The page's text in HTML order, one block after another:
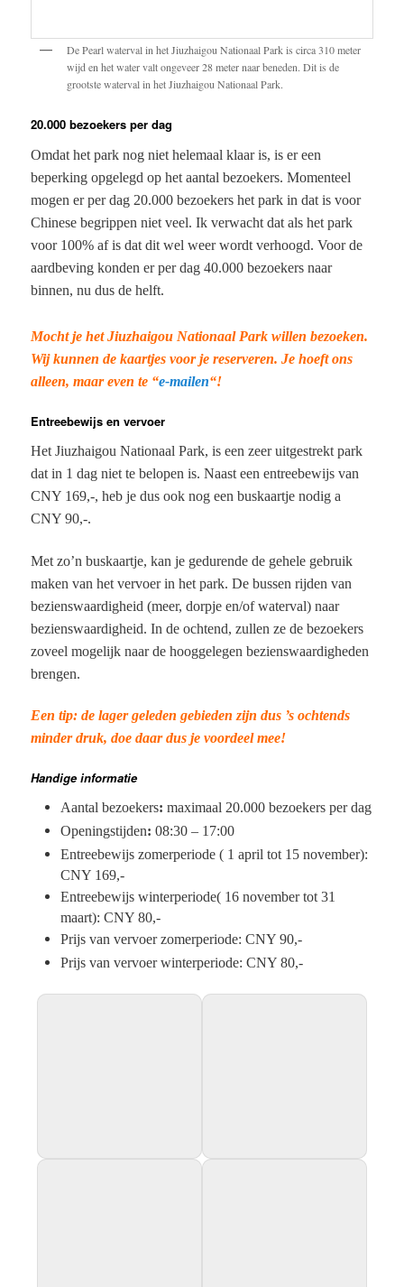
De Pearl waterval in het Jiuzhaigou Nationaal Park is circa 310 meter
wijd en het water valt ongeveer 28 meter naar beneden. Dit is de
grootste waterval in het Jiuzhaigou Nationaal Park.
20.000 bezoekers per dag
Omdat het park nog niet helemaal klaar is, is er een
beperking opgelegd op het aantal bezoekers. Momenteel
mogen er per dag 20.000 bezoekers het park in dat is voor
Chinese begrippen niet veel. Ik verwacht dat als het park
voor 100% af is dat dit wel weer wordt verhoogd. Voor de
aardbeving konden er per dag 40.000 bezoekers naar
binnen, nu dus de helft.
Mocht je het Jiuzhaigou Nationaal Park willen bezoeken.
Wij kunnen de kaartjes voor je reserveren. Je hoeft ons
alleen, maar even te “e-mailen“!
Entreebewijs en vervoer
Het Jiuzhaigou Nationaal Park, is een zeer uitgestrekt park
dat in 1 dag niet te belopen is. Naast een entreebewijs van
CNY 169,-, heb je dus ook nog een buskaartje nodig a
CNY 90,-.
Met zo’n buskaartje, kan je gedurende de gehele gebruik
maken van het vervoer in het park. De bussen rijden van
bezienswaardigheid (meer, dorpje en/of waterval) naar
bezienswaardigheid. In de ochtend, zullen ze de bezoekers
zoveel mogelijk naar de hooggelegen bezienswaardigheden
brengen.
Een tip: de lager geleden gebieden zijn dus ’s ochtends
minder druk, doe daar dus je voordeel mee!
Handige informatie
Aantal bezoekers: maximaal 20.000 bezoekers per dag
Openingstijden: 08:30 – 17:00
Entreebewijs zomerperiode ( 1 april tot 15 november):
CNY 169,-
Entreebewijs winterperiode( 16 november tot 31
maart): CNY 80,-
Prijs van vervoer zomerperiode: CNY 90,-
Prijs van vervoer winterperiode: CNY 80,-